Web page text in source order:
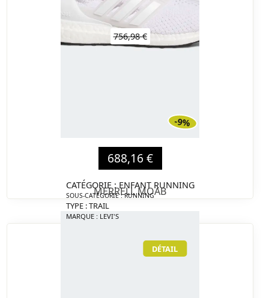
756,98 €
688,16 €
CATÉGORIE : ENFANT RUNNING
SOUS-CATÉGORIE : RUNNING
TYPE : TRAIL
MARQUE : LEVI'S
-9%
DÉTAIL
MERRELL MOAB